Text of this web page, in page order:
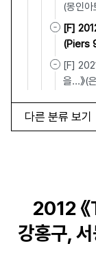
(몽인
[F]
(Piers
[F]
을…》(
다른 분류 보기
2012
강홍구,